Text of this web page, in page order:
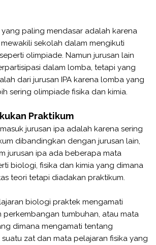
yang paling mendasar adalah karena
sekolah dalam mengikuti
olimpiade. Namun jurusan lain
dalam lomba, tetapi yang
dari jurusan IPA karena lomba yang
sering olimpiade fisika dan kimia.
Praktikum
jurusan ipa adalah karena sering
dibandingkan dengan jurusan lain,
jurusan ipa ada beberapa mata
biologi, fisika dan kimia yang dimana
teori tetapi diadakan praktikum.
biologi praktek mengamati
perkembangan tumbuhan, atau mata
dimana mengamati tentang
zat dan mata pelajaran fisika yang